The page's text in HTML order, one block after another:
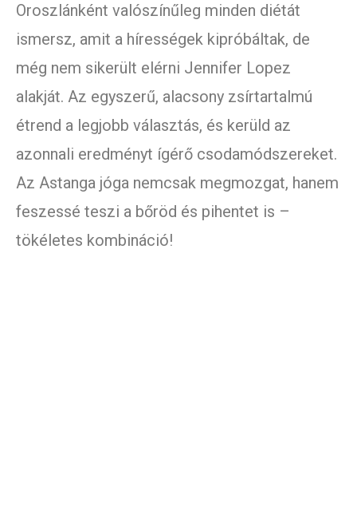
Oroszlánként valószínűleg minden diétát
ismersz, amit a hírességek kipróbáltak, de
még nem sikerült elérni Jennifer Lopez
alakját. Az egyszerű, alacsony zsírtartalmú
étrend a legjobb választás, és kerüld az
azonnali eredményt ígérő csodamódszereket.
Az Astanga jóga nemcsak megmozgat, hanem
feszessé teszi a bőröd és pihentet is –
tökéletes kombináció!